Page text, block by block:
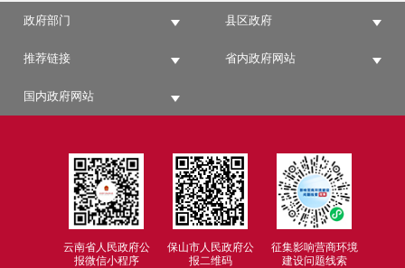
政府部门 县区政府
推荐链接 省内政府网站
国内政府网站
云南省人民政府公
报微信小程序
保山市人民政府公
报二维码
征集影响营商环境
建设问题线索